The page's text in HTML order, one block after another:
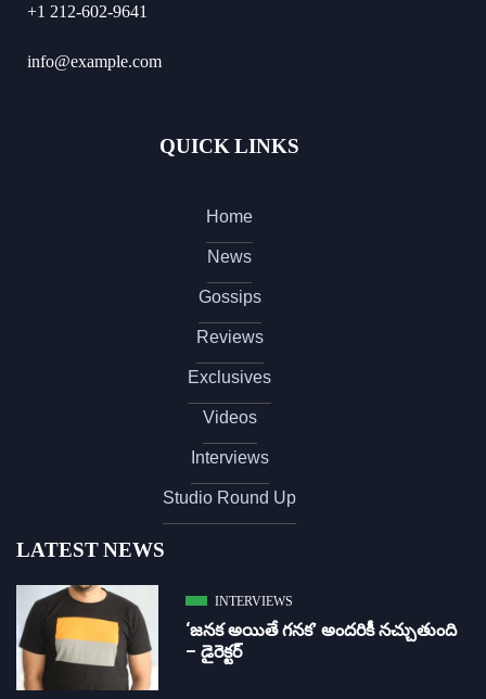
+1 212-602-9641
info@example.com
QUICK LINKS
Home
News
Gossips
Reviews
Exclusives
Videos
Interviews
Studio Round Up
LATEST NEWS
INTERVIEWS
‘జ‌న‌క అయితే గ‌న‌క‌’ అందరికీ నచ్చుతుంది
– డైరెక్ట‌ర్